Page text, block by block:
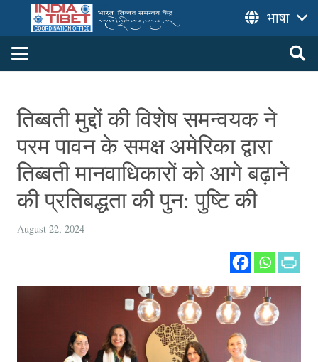
भाषा
तिब्बती मुद्दों की विशेष समन्वयक ने
परम पावन के समक्ष अमेरिका द्वारा
तिब्बती मानवाधिकारों को आगे बढ़ाने
की प्रतिबद्धता की पुन: पुष्टि की
August 22, 2024